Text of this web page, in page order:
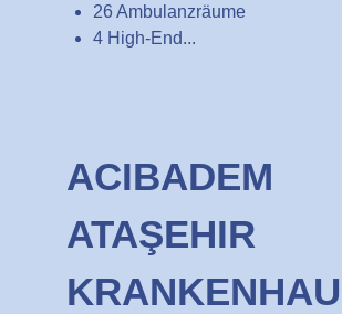
26 Ambulanzräume
4 High-End...
ACIBADEM
ATAŞEHIR